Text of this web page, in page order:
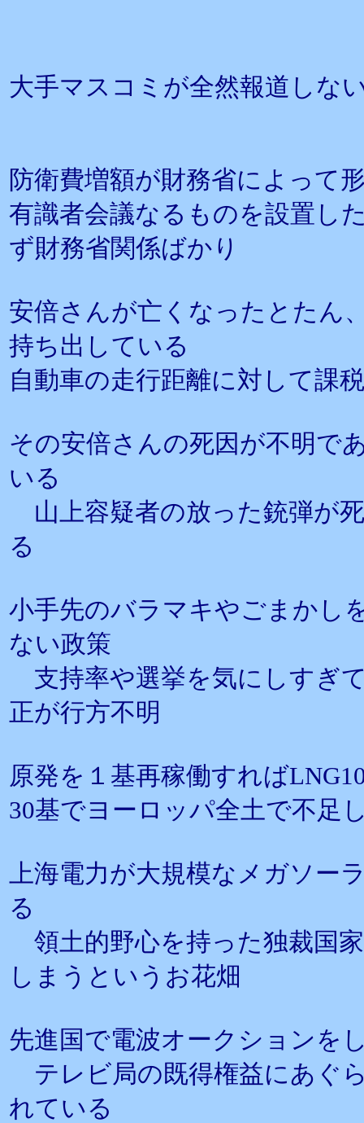
大手マスコミが全然報道しな
防衛費増額が財務省によって
有識者会議なるものを設置し
ず財務省関係ばかり
安倍さんが亡くなったとたん
持ち出している
自動車の走行距離に対して課
その安倍さんの死因が不明で
いる
山上容疑者の放った銃弾が
る
小手先のバラマキやごまかし
ない政策
支持率や選挙を気にしすぎ
正が行方不明
原発を１基再稼働すれば
30基でヨーロッパ全土で不足
上海電力が大規模なメガソー
る
領土的野心を持った独裁国
しまうというお花畑
先進国で電波オークションを
テレビ局の既得権益にあぐ
れている